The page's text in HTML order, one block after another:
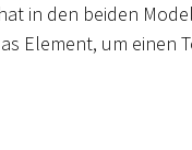
in den beiden
Element, um einen